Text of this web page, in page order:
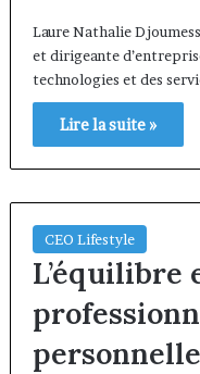
Laure Nathalie
et dirigeante
technologies et des
Lire la suite »
CEO Lifestyle
L’équilibre